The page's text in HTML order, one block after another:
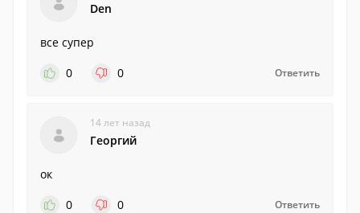
Den
все супер
0
0 Ответить
14 лет назад
Георгий
ок
0
0 Ответить